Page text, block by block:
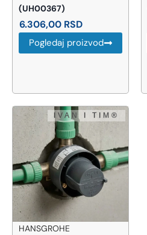
(UH00367)
6.306,00 RSD
Pogledaj proizvod
HANSGROHE